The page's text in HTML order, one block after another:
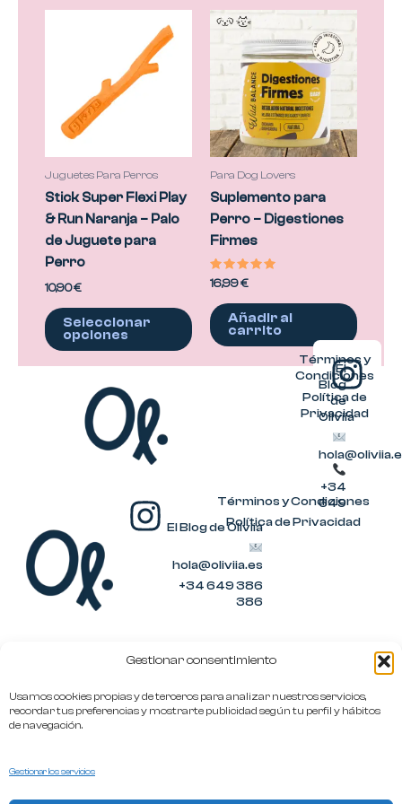
Gestionar consentimiento
Usamos cookies propias y de terceros para analizar nuestros servicios,
recordar tus preferencias y mostrarte publicidad según tu perfil y hábitos
de navegación.
Gestionar los servicios
Juguetes Para Perros
Stick Super Flexi Play
& Run Naranja – Palo
de Juguete para
Perro
10,90€
Seleccionar
opciones
Este
producto
múltiples
variantes.
Las
opciones
pueden
elegir
página
producto
Para Dog Lovers
Suplemento para
Perro – Digestiones
Firmes
Valorado
con
5.00
de 5
16,99€
Añadir al
carrito
I
n
t
a
m
El
Blog
de
Oliviia
+34
649
386
Términos y
Condiciones
Política de
Privacidad
I
a
r
El Blog de Oliviia
hola@oliviia.es
+34 649 386
386
Términos y Condiciones
Política de Privacidad